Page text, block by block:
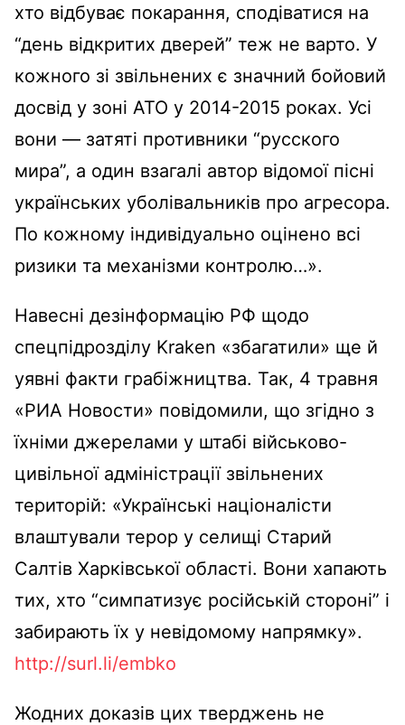
хто відбуває покарання, сподіватися на
“день відкритих дверей” теж не варто. У
кожного зі звільнених є значний бойовий
досвід у зоні АТО у 2014-2015 роках. Усі
вони — затяті противники “русского
мира”, а один взагалі автор відомої пісні
українських уболівальників про агресора.
По кожному індивідуально оцінено всі
ризики та механізми контролю…».
Навесні дезінформацію РФ щодо
спецпідрозділу Kraken «збагатили» ще й
уявні факти грабіжництва. Так, 4 травня
«РИА Новости» повідомили, що згідно з
їхніми джерелами у штабі військово-
цивільної адміністрації звільнених
територій: «Українські націоналісти
влаштували терор у селищі Старий
Салтів Харківської області. Вони хапають
тих, хто “симпатизує російській стороні” і
забирають їх у невідомому напрямку».
http://surl.li/embko
Жодних доказів цих тверджень не